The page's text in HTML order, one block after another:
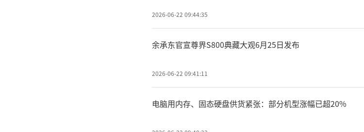
2026-06-22 09:44:35
余承东官宣尊界S800典藏大观6月25日发布
2026-06-22 09:41:11
电脑用内存、固态硬盘供货紧张：部分机型涨幅已超20%